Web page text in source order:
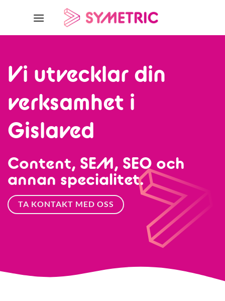
Vi utvecklar din
verksamhet i
Gislaved
Content, SEM, SEO och
annan specialitet.
TA KONTAKT MED OSS